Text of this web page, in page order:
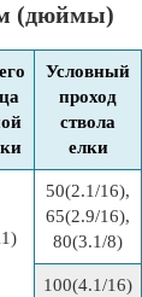
(дюймы)
Условный
проход
ствола
елки
50(2.1/16),
65(2.9/16),
80(3.1/8)
100(4.1/16)